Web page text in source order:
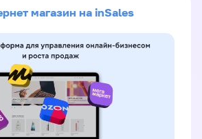
магазин на inSales